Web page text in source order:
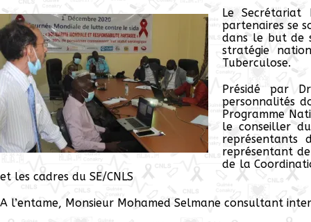
Le Secrétariat
partenaires se
dans le but de
stratégie
Tuberculose.
Présidé par
personnalités
Programme
le conseiller
représentants
représentant de
de la
et les cadres du SE/CNLS
A l’entame, Monsieur Mohamed Selmane consultant